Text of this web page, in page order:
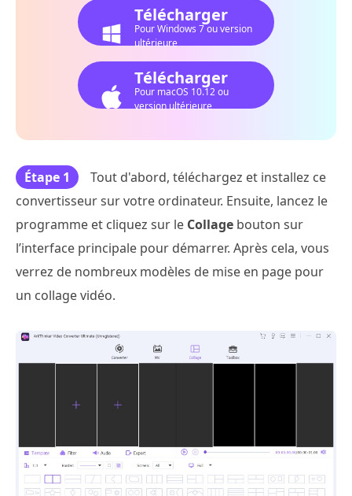
Télécharger
Pour Windows 7 ou version
ultérieure
Télécharger
Pour macOS 10.12 ou
version ultérieure
Étape 1
Tout d'abord, téléchargez et installez ce
convertisseur sur votre ordinateur. Ensuite, lancez le
programme et cliquez sur le Collage bouton sur
l’interface principale pour démarrer. Après cela, vous
verrez de nombreux modèles de mise en page pour
un collage vidéo.